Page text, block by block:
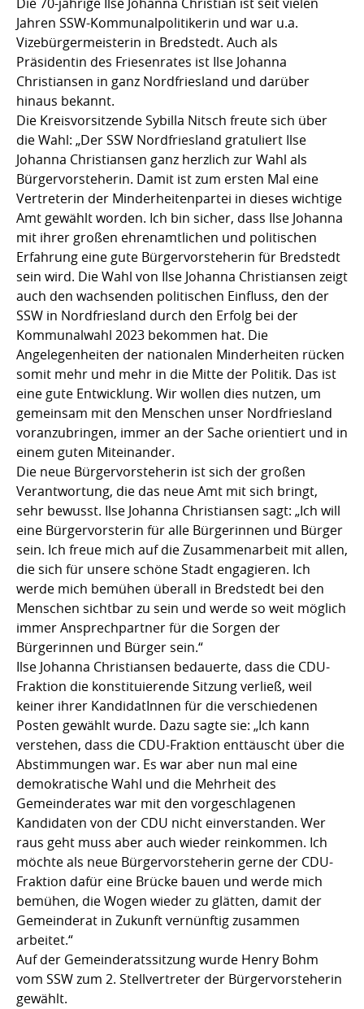
Jahren SSW-Kommunalpolitikerin und war u.a.
Vizebürgermeisterin in Bredstedt. Auch als
Präsidentin des Friesenrates ist Ilse Johanna
Christiansen in ganz Nordfriesland und darüber
hinaus bekannt.
Die Kreisvorsitzende Sybilla Nitsch freute sich über
die Wahl: „Der SSW Nordfriesland gratuliert Ilse
Johanna Christiansen ganz herzlich zur Wahl als
Bürgervorsteherin. Damit ist zum ersten Mal eine
Vertreterin der Minderheitenpartei in dieses wichtige
Amt gewählt worden. Ich bin sicher, dass Ilse Johanna
mit ihrer großen ehrenamtlichen und politischen
Erfahrung eine gute Bürgervorsteherin für Bredstedt
sein wird. Die Wahl von Ilse Johanna Christiansen zeigt
auch den wachsenden politischen Einfluss, den der
SSW in Nordfriesland durch den Erfolg bei der
Kommunalwahl 2023 bekommen hat. Die
Angelegenheiten der nationalen Minderheiten rücken
somit mehr und mehr in die Mitte der Politik. Das ist
eine gute Entwicklung. Wir wollen dies nutzen, um
gemeinsam mit den Menschen unser Nordfriesland
voranzubringen, immer an der Sache orientiert und in
einem guten Miteinander.
Die neue Bürgervorsteherin ist sich der großen
Verantwortung, die das neue Amt mit sich bringt,
sehr bewusst. Ilse Johanna Christiansen sagt: „Ich will
eine Bürgervorsterin für alle Bürgerinnen und Bürger
sein. Ich freue mich auf die Zusammenarbeit mit allen,
die sich für unsere schöne Stadt engagieren. Ich
werde mich bemühen überall in Bredstedt bei den
Menschen sichtbar zu sein und werde so weit möglich
immer Ansprechpartner für die Sorgen der
Bürgerinnen und Bürger sein.“
Ilse Johanna Christiansen bedauerte, dass die CDU-
Fraktion die konstituierende Sitzung verließ, weil
keiner ihrer KandidatInnen für die verschiedenen
Posten gewählt wurde. Dazu sagte sie: „Ich kann
verstehen, dass die CDU-Fraktion enttäuscht über die
Abstimmungen war. Es war aber nun mal eine
demokratische Wahl und die Mehrheit des
Gemeinderates war mit den vorgeschlagenen
Kandidaten von der CDU nicht einverstanden. Wer
raus geht muss aber auch wieder reinkommen. Ich
möchte als neue Bürgervorsteherin gerne der CDU-
Fraktion dafür eine Brücke bauen und werde mich
bemühen, die Wogen wieder zu glätten, damit der
Gemeinderat in Zukunft vernünftig zusammen
arbeitet.“
Auf der Gemeinderatssitzung wurde Henry Bohm
vom SSW zum 2. Stellvertreter der Bürgervorsteherin
gewählt.